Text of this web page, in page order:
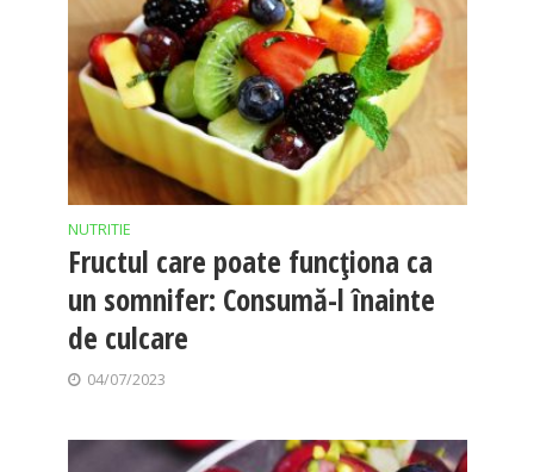
NUTRITIE
Fructul care poate funcționa ca
un somnifer: Consumă-l înainte
de culcare
04/07/2023